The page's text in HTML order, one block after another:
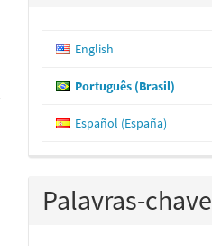
English
Português (Brasil)
Español (España)
Palavras-chave